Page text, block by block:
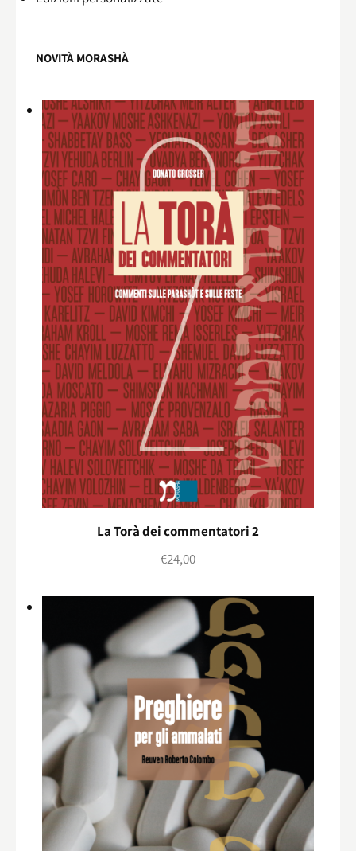
NOVITÀ MORASHÀ
La Torà dei commentatori 2
€24,00